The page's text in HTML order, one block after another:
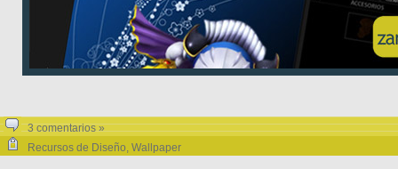
3 comentarios »
Recursos de Diseño, Wallpaper